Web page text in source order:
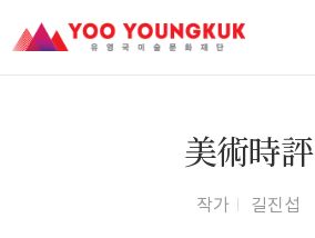
美術時評
작가 길진섭